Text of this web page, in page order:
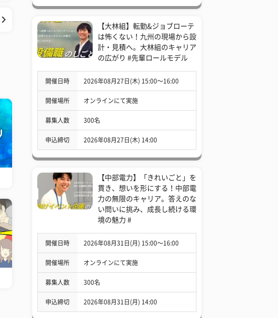
【大林組】転勤&ジョブローテ
は怖くない！九州の現場から設
計・見積へ。大林組のキャリア
の広がり #先輩ロールモデル
開催日時 2026年08月27日(木) 15:00〜16:00
開催場所 オンラインにて実施
募集人数 300名
申込締切 2026年08月27日(木) 14:00
【中部電力】「きれいごと」を
貫き、想いを形にする！中部電
力の無限のキャリア。答えのな
い問いに挑み、成長し続ける環
境の魅力 #
開催日時 2026年08月31日(月) 15:00〜16:00
開催場所 オンラインにて実施
募集人数 300名
申込締切 2026年08月31日(月) 14:00